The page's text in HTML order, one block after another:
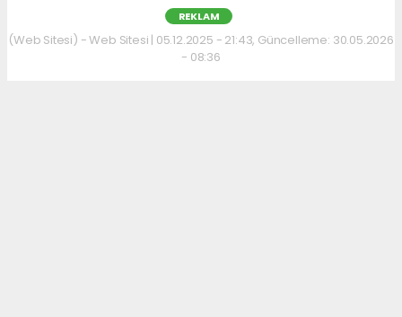
REKLAM
(Web Sitesi) - Web Sitesi | 05.12.2025 - 21:43, Güncelleme: 30.05.2026
- 08:36